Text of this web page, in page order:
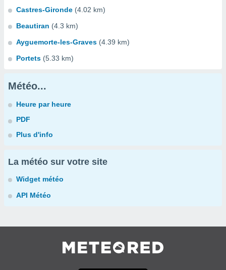
Castres-Gironde (4.02 km)
Beautiran (4.3 km)
Ayguemorte-les-Graves (4.39 km)
Portets (5.33 km)
Météo...
Heure par heure
PDF
Plus d'info
La météo sur votre site
Widget météo
API Météo